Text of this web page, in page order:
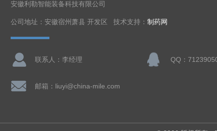
安徽利勒智能装备科技有限公司
公司地址：安徽宿州萧县 开发区 技术支持： 制药网
联系人：李经理 QQ：
邮箱：liuyi@china-mile.com